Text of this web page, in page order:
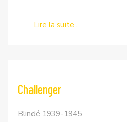
Lire la suite...
Challenger
Blindé 1939-1945